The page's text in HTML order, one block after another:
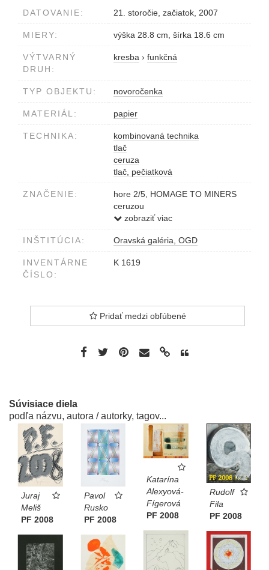
DATOVANIE: 21. storočie, začiatok, 2007
MIERY: výška 28.8 cm, šírka 18.6 cm
VÝTVARNÝ
DRUH:
kresba › funkčná
TYP OBJEKTU: novoročenka
MATERIÁL: papier
TECHNIKA:
kombinovaná technika
tlač
ceruza
tlač, pečiatková
ZNAČENIE:
hore 2/5, HOMAGE TO MINERS
ceruzou
vľavo P.F. 2008
vpravo hore 16.12-007 (dátumová
zobraziť viac
INŠTITÚCIA: Oravská galéria, OGD
INVENTÁRNE
ČÍSLO:
K 1619
Pridať medzi obľúbené
Súvisiace diela
podľa názvu, autora / autorky, tagov...
Juraj
Meliš
PF 2008
Pavol
Rusko
PF 2008
Katarína
Alexyová-
Fígerová
PF 2008
Rudolf
Fila
PF 2008